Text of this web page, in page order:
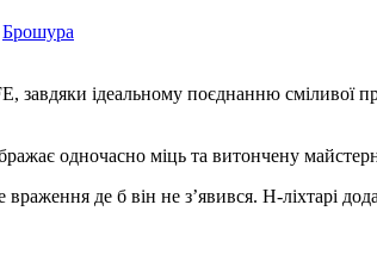
Брошура
завдяки ідеальному поєднанню
одночасно міць та витончену
де б він не з’явився. H-ліхтарі